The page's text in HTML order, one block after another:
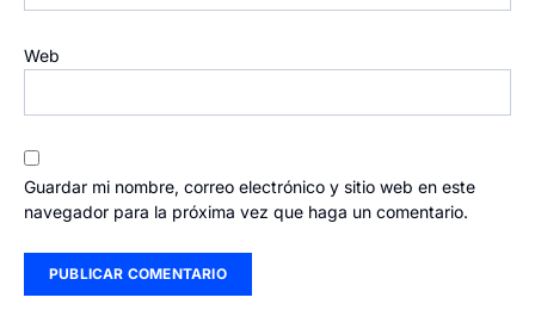
Web
Guardar mi nombre, correo electrónico y sitio web en este
navegador para la próxima vez que haga un comentario.